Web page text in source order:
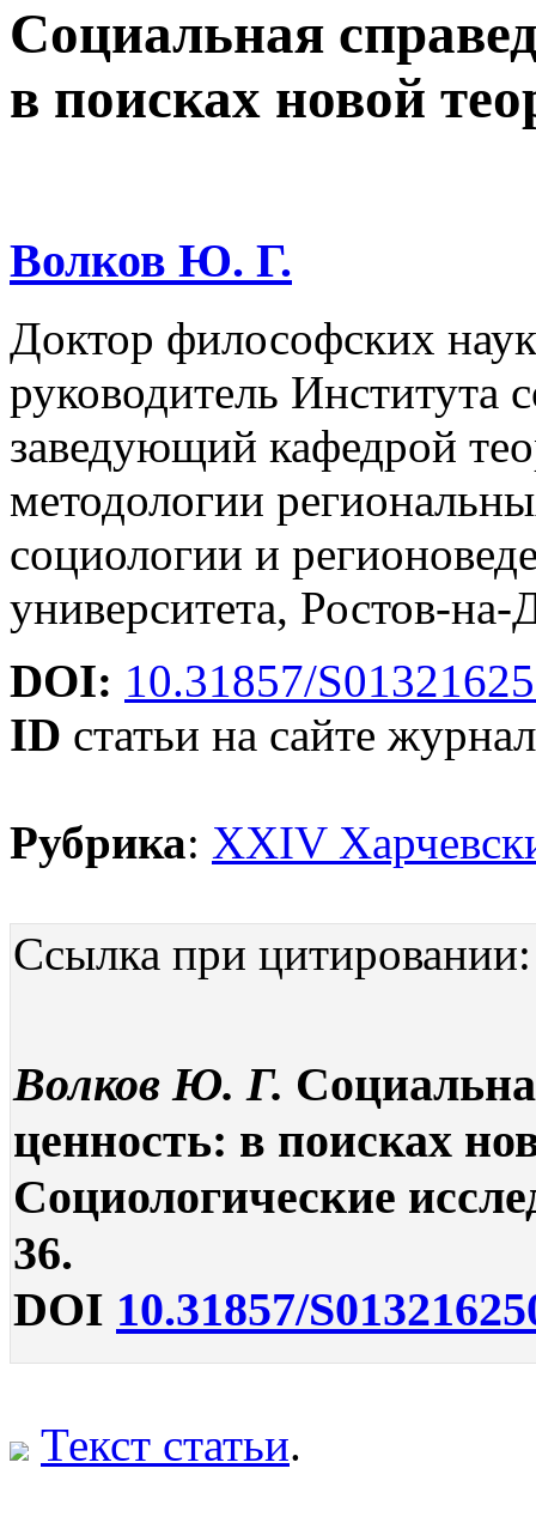
Социальная
в поисках новой
Волков Ю. Г.
Доктор философских
руководитель Института
заведующий кафедрой
методологии
социологии и
университета, Ростов-
DOI: 10.31857/
ID статьи на сайте
Рубрика: XXIV
Ссылка при цитировании:
Волков Ю. Г.
ценность: в поисках
Социологические
36.
DOI 10.31857/
Текст статьи.